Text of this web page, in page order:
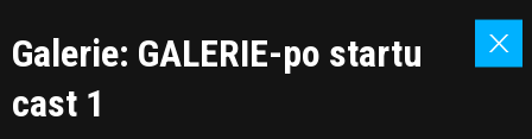
Galerie: GALERIE-po startu
cast 1